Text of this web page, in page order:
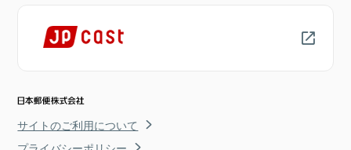
サイトのご利用について